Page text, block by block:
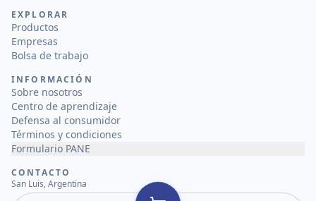
EXPLORAR
Productos
Empresas
Bolsa de trabajo
INFORMACIÓN
Sobre nosotros
Centro de aprendizaje
Defensa al consumidor
Términos y condiciones
Formulario PANE
CONTACTO
San Luis, Argentina